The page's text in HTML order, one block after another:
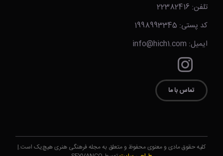
تلفن: 22382416
کد پستی: 1998993345
ایمیل: info@hich1.com
تماس با ما
کلیه حقوق مادی و معنوی محفوظ و متعلق به مجله فرهنگی هنری هیچ‌یک است.|